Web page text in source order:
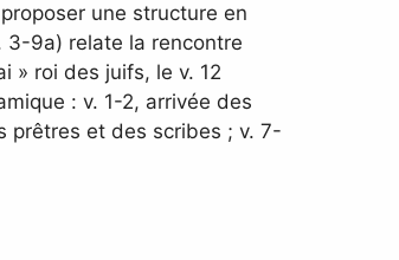
une structure en
3-9a) relate la rencontre
» roi des juifs, le v. 12
: v. 1-2, arrivée des
prêtres et des scribes ; v. 7-